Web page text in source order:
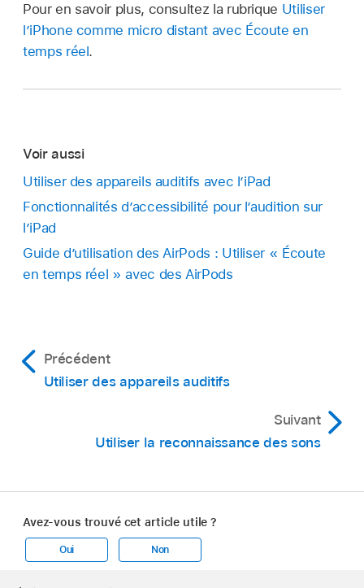
Pour en savoir plus, consultez la rubrique Utiliser
l’iPhone comme micro distant avec Écoute en
temps réel.
Voir aussi
Utiliser des appareils auditifs avec l’iPad
Fonctionnalités d’accessibilité pour l’audition sur
l’iPad
Guide d’utilisation des AirPods : Utiliser « Écoute
en temps réel » avec des AirPods
Précédent
Utiliser des appareils auditifs
Suivant
Utiliser la reconnaissance des sons
Avez-vous trouvé cet article utile ?
Oui Non